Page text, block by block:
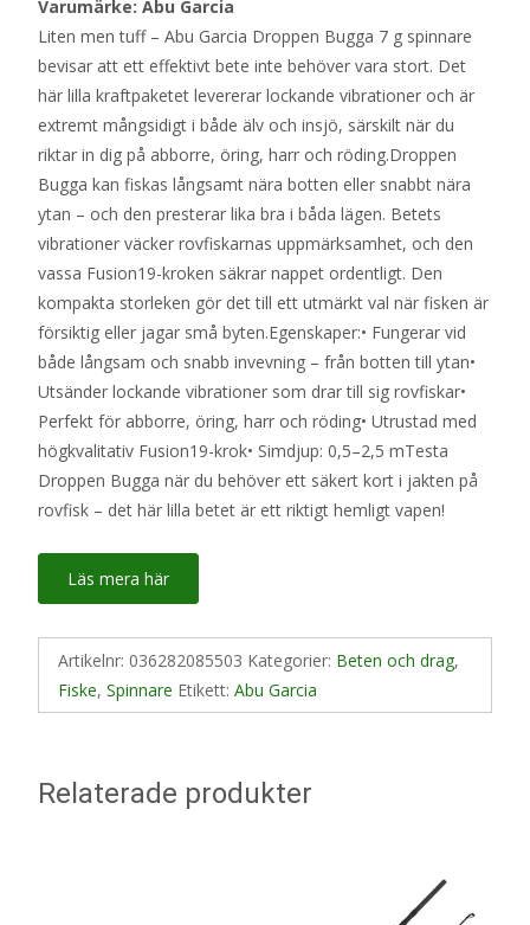
Varumärke: Abu Garcia
Liten men tuff – Abu Garcia Droppen Bugga 7 g spinnare
bevisar att ett effektivt bete inte behöver vara stort. Det
här lilla kraftpaketet levererar lockande vibrationer och är
extremt mångsidigt i både älv och insjö, särskilt när du
riktar in dig på abborre, öring, harr och röding.Droppen
Bugga kan fiskas långsamt nära botten eller snabbt nära
ytan – och den presterar lika bra i båda lägen. Betets
vibrationer väcker rovfiskarnas uppmärksamhet, och den
vassa Fusion19-kroken säkrar nappet ordentligt. Den
kompakta storleken gör det till ett utmärkt val när fisken är
försiktig eller jagar små byten.Egenskaper:• Fungerar vid
både långsam och snabb invevning – från botten till ytan•
Utsänder lockande vibrationer som drar till sig rovfiskar•
Perfekt för abborre, öring, harr och röding• Utrustad med
högkvalitativ Fusion19-krok• Simdjup: 0,5–2,5 mTesta
Droppen Bugga när du behöver ett säkert kort i jakten på
rovfisk – det här lilla betet är ett riktigt hemligt vapen!
Läs mera här
Artikelnr: 036282085503 Kategorier: Beten och drag,
Fiske, Spinnare Etikett: Abu Garcia
Relaterade produkter